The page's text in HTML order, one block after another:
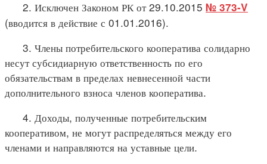
2. Исключен Законом РК от 29.10.2015 № 373-V
(вводится в действие с 01.01.2016).
3. Члены потребительского кооператива солидарно
несут субсидиарную ответственность по его
обязательствам в пределах невнесенной части
дополнительного взноса членов кооператива.
4. Доходы, полученные потребительским
кооперативом, не могут распределяться между его
членами и направляются на уставные цели.